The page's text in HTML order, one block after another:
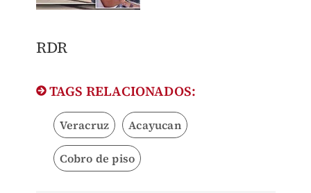
RDR
TAGS RELACIONADOS:
Veracruz Acayucan
Cobro de piso